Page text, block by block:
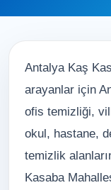
Antalya Kaş
arayanlar için
ofis temizliği,
okul, hastane,
temizlik
Kasaba